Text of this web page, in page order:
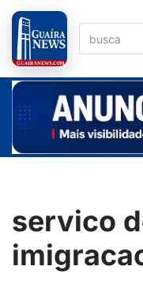
Pular
para
o
conteúdo
servico